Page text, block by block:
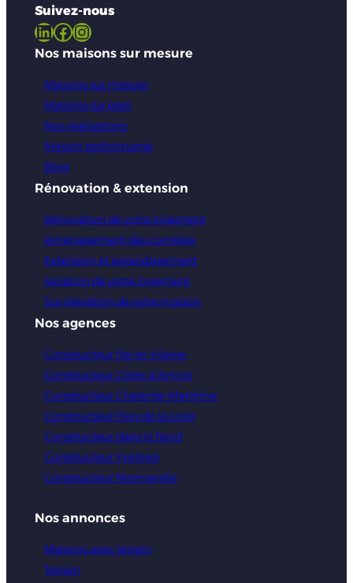
Suivez-nous
LinkedIn Facebook Instagram
Nos maisons sur mesure
Maisons sur mesure
Maisons sur plan
Nos réalisations
Maison performante
Blog
Rénovation & extension
Rénovation de votre logement
Aménagement des combles
Extension et agrandissement
Isolation de votre logement
Sur élévation de votre maison
Nos agences
Constructeur Ille-et-Vilaine
Constructeur Côtes d’Armor
Constructeur Charente-Maritime
Constructeur Pays de la Loire
Constructeur dans le Nord
Constructeur Yvelines
Constructeur Normandie
Nos annonces
Maisons avec terrain
Terrain